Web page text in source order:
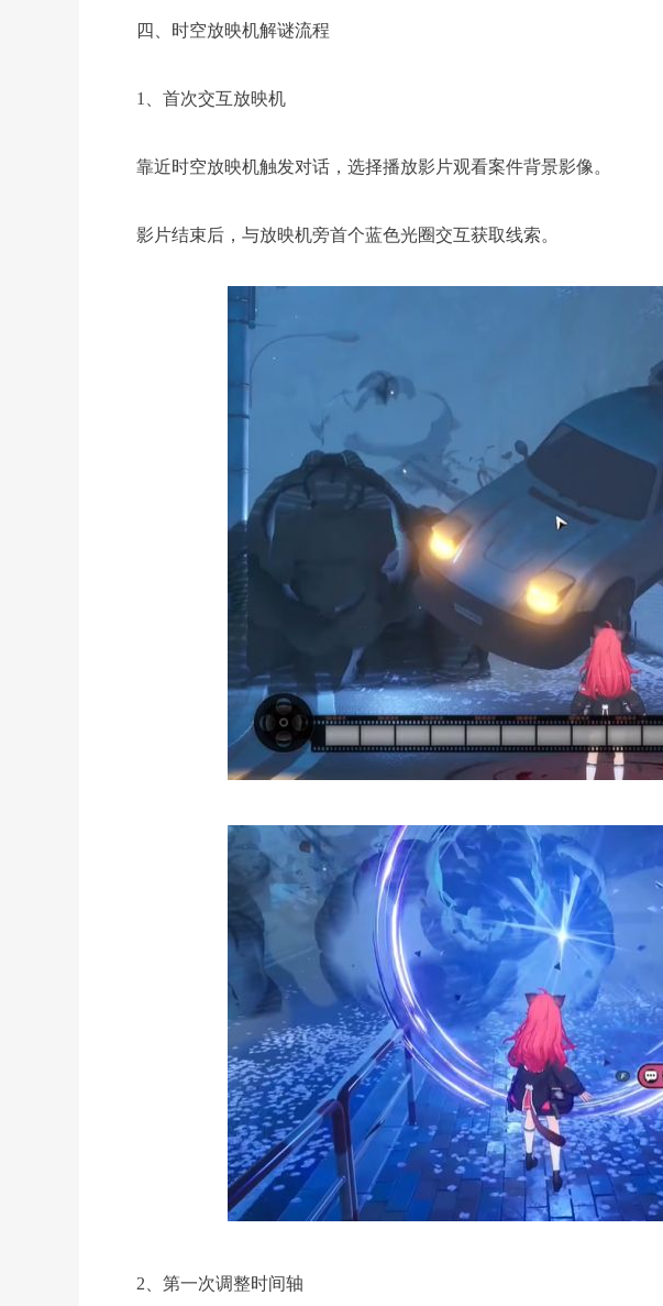
四、时空放映机解谜流程
1、首次交互放映机
靠近时空放映机触发对话，选择播放影片观看案件背景影像。
影片结束后，与放映机旁首个蓝色光圈交互获取线索。
2、第一次调整时间轴